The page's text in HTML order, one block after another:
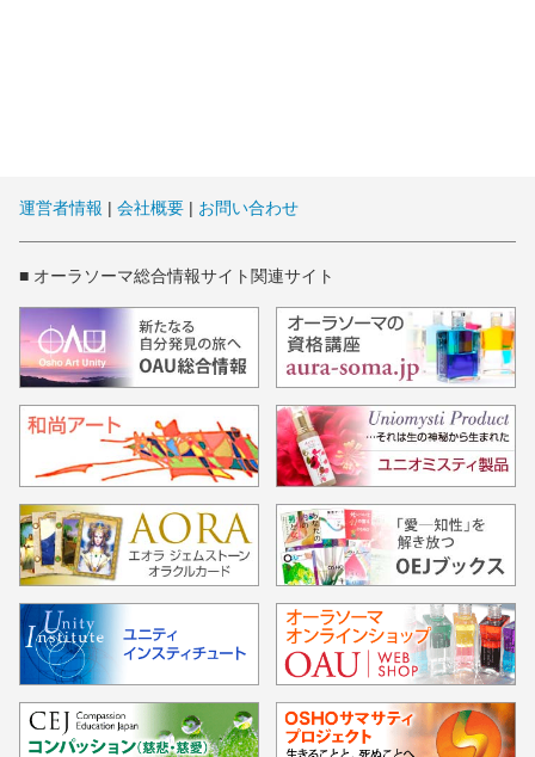
運営者情報 | 会社概要 | お問い合わせ
■ オーラソーマ総合情報サイト関連サイト